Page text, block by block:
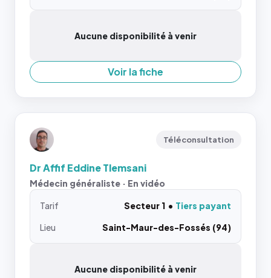
Aucune disponibilité à venir
Voir la fiche
Téléconsultation
Dr Affif Eddine Tlemsani
Médecin généraliste · En vidéo
Tarif Secteur 1
Tiers payant
Lieu
Saint-Maur-des-Fossés (94)
Aucune disponibilité à venir